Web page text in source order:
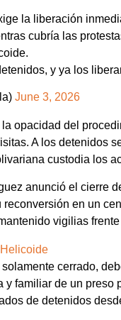
la liberación
cubría las
y ya los
June 3, 2026
opacidad del
A los detenidos
custodia los
anunció el cierre
en un
vigilias
cerrado,
y familiar de un preso
de detenidos